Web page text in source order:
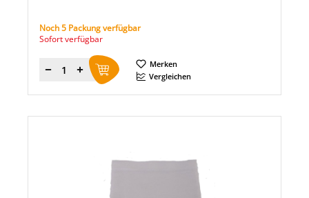
Noch 5 Packung verfügbar
Sofort verfügbar
Menge
Merken
Vergleichen